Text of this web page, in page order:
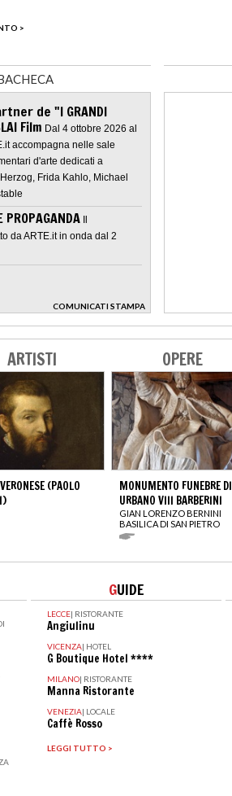
>
de "I GRANDI
Film Dal 4 ottobre 2026 al
accompagna nelle sale
d'arte dedicati a
Frida Kahlo, Michael
PROPAGANDA
da ARTE.it in onda dal 2
COMUNICATI STAMPA
>
ARTISTI
(PAOLO
OPERE
MONUMENTO FUNEBRE DI
URBANO VIII BARBERINI
GIAN LORENZO BERNINI
BASILICA DI SAN PIETRO
GUIDE
LECCE| RISTORANTE
Angiulinu
VICENZA| HOTEL
G Boutique Hotel ****
MILANO| RISTORANTE
Manna Ristorante
VENEZIA| LOCALE
Caffè Rosso
LEGGI TUTTO >